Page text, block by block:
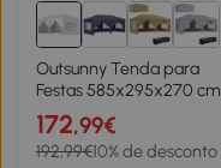
Outsunny Tenda para
Festas 585x295x270 cm
com Paredes Laterais
Amovíveis 2 Portas com
Zíper 4 Janelas e Bolsa de
172,99€
192,99€10% de desconto